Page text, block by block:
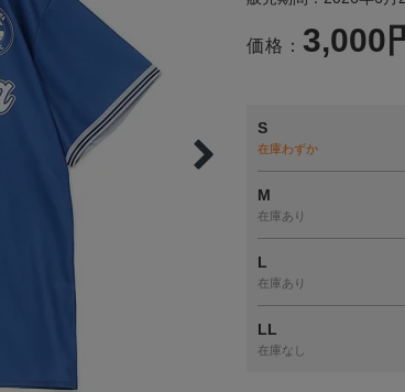
価格： 3,000
S
在庫わずか
M
在庫あり
L
在庫あり
LL
在庫なし